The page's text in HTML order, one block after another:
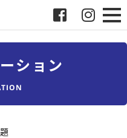
ション